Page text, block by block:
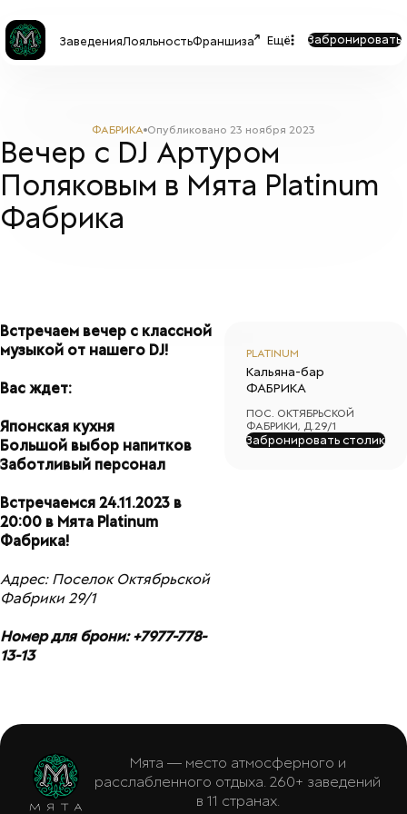
ЗаведенияЛояльностьФраншиза Ещё Забронировать
ФАБРИКА Опубликовано 23 ноября 2023
Вечер с DJ Артуром
Поляковым в Мята Platinum
Фабрика
Встречаем вечер с классной
музыкой от нашего DJ!
Вас ждет:
Японская кухня
Большой выбор напитков
Заботливый персонал
Встречаемся 24.11.2023 в
20:00 в Мята Platinum
Фабрика!
Адрес: Поселок Октябрьской
Фабрики 29/1
Номер для брони: +7977-778-
13-13
PLATINUM
Кальяна-бар
ФАБРИКА
ПОС. ОКТЯБРЬСКОЙ
ФАБРИКИ, Д.29/1
Забронировать столик
Мята — место атмосферного и
расслабленного отдыха. 260+ заведений
в 11 странах.